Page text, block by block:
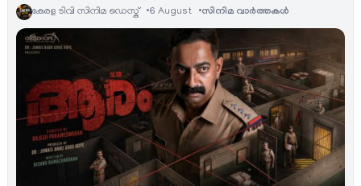
കേരള ടിവി സിനിമ ഡെസ്ക് 6 August സിനിമ വാര്‍ത്തകള്‍